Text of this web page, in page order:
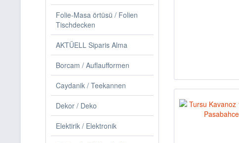
Folie-Masa örtüsü / Folien
Tischdecken
AKTÜELL Siparis Alma
Borcam / Auflaufformen
Caydanik / Teekannen
Dekor / Deko
Elektirik / Elektronik